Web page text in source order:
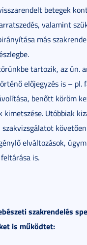
betegek
valamint
más
tartozik, az ún.
előjegyzés is – pl.
benőtt köröm
kimetszése. Utóbbiak
szakvizsgálatot
elváltozások,
is.
szakrendelés
is működtet: